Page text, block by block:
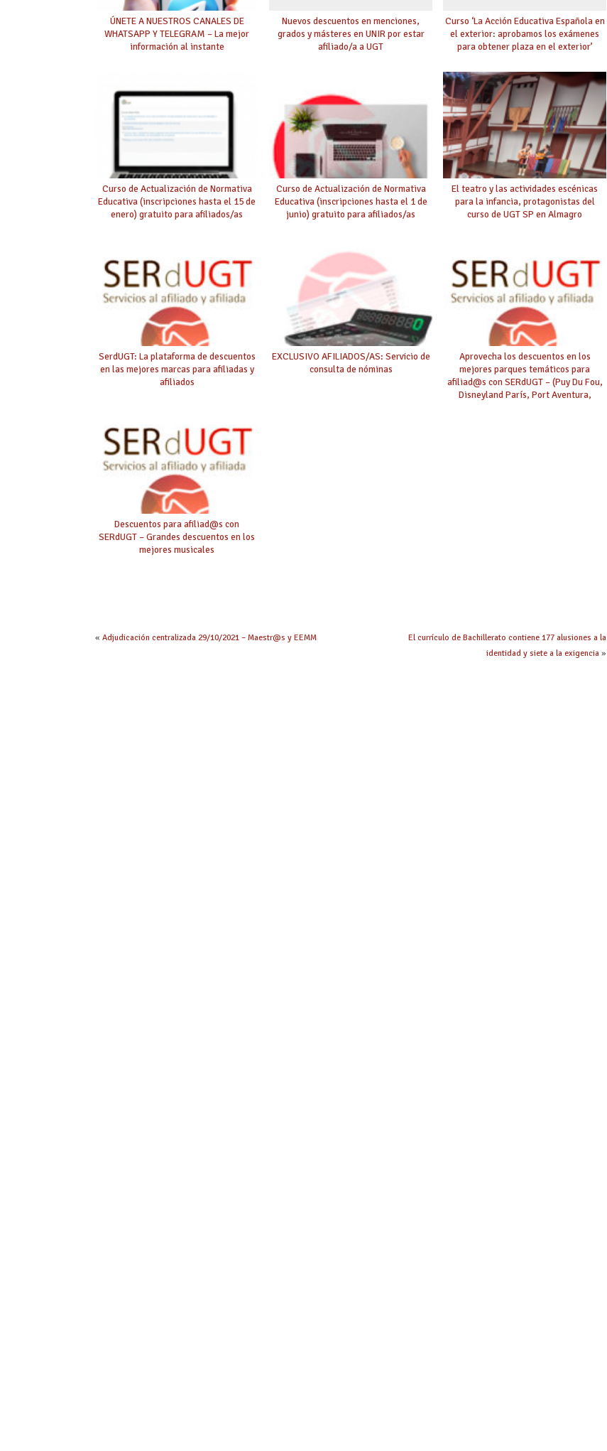
ÚNETE A NUESTROS CANALES DE
WHATSAPP Y TELEGRAM – La mejor
información al instante
Nuevos descuentos en menciones,
grados y másteres en UNIR por estar
afiliado/a a UGT
Curso ‘La Acción Educativa Española en
el exterior: aprobamos los exámenes
para obtener plaza en el exterior’
Curso de Actualización de Normativa
Educativa (inscripciones hasta el 15 de
enero) gratuito para afiliados/as
Curso de Actualización de Normativa
Educativa (inscripciones hasta el 1 de
junio) gratuito para afiliados/as
El teatro y las actividades escénicas
para la infancia, protagonistas del
curso de UGT SP en Almagro
SerdUGT: La plataforma de descuentos
en las mejores marcas para afiliadas y
afiliados
EXCLUSIVO AFILIADOS/AS: Servicio de
consulta de nóminas
Aprovecha los descuentos en los
mejores parques temáticos para
afiliad@s con SERdUGT – (Puy Du Fou,
Disneyland París, Port Aventura,
Descuentos para afiliad@s con
SERdUGT – Grandes descuentos en los
mejores musicales
«Adjudicación centralizada 29/10/2021 – Maestr@s y EEMM
El currículo de Bachillerato contiene 177 alusiones a la
identidad y siete a la exigencia »